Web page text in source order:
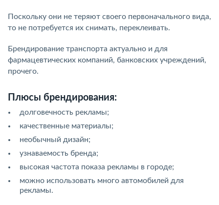
Поскольку они не теряют своего первоначального вида,
то не потребуется их снимать, переклеивать.
Брендирование транспорта актуально и для
фармацевтических компаний, банковских учреждений,
прочего.
Плюсы брендирования:
долговечность рекламы;
качественные материалы;
необычный дизайн;
узнаваемость бренда;
высокая частота показа рекламы в городе;
можно использовать много автомобилей для
рекламы.